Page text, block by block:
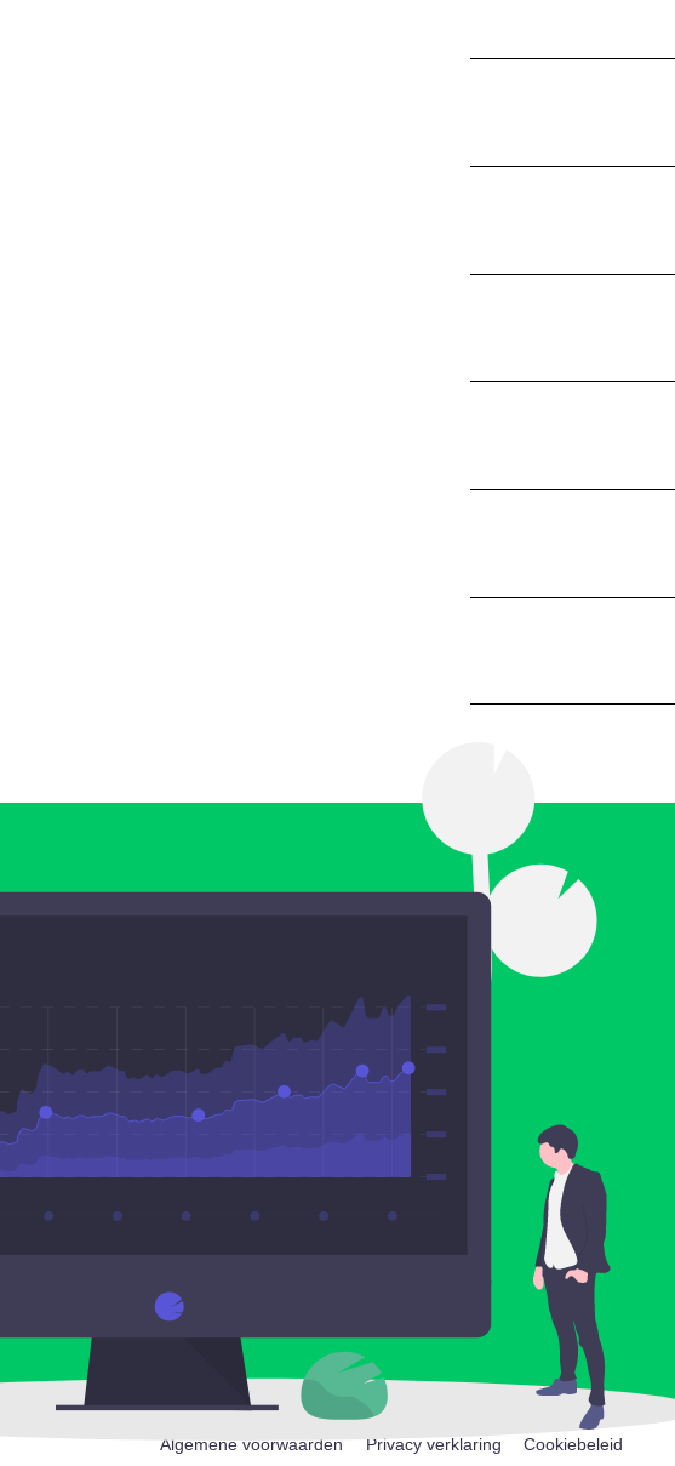
Algemene voorwaarden Privacy verklaring Cookiebeleid